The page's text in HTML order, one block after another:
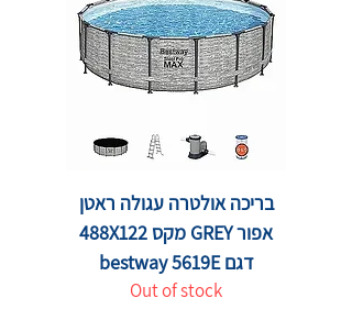
בריכה אולטרה עגולה ראטן
אפור GREY מקס 488X122
דגם bestway 5619E
Out of stock